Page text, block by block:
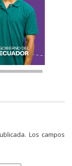
Los campos